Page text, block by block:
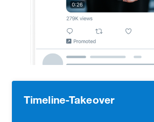
Timeline-Takeover